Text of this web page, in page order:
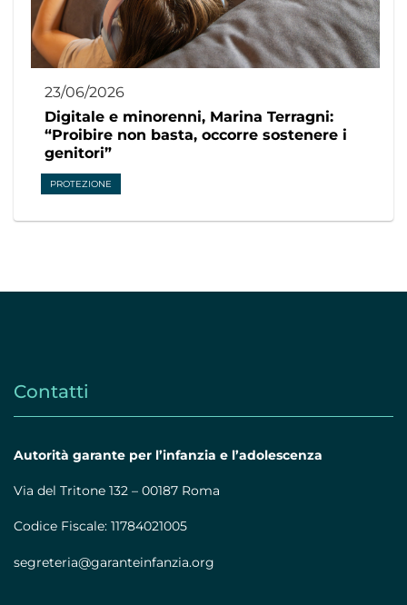
23/06/2026
Digitale e minorenni, Marina Terragni:
“Proibire non basta, occorre sostenere i
genitori”
PROTEZIONE
Contatti
Autorità garante per l’infanzia e l’adolescenza
Via del Tritone 132 – 00187 Roma
Codice Fiscale: 11784021005
segreteria@garanteinfanzia.org